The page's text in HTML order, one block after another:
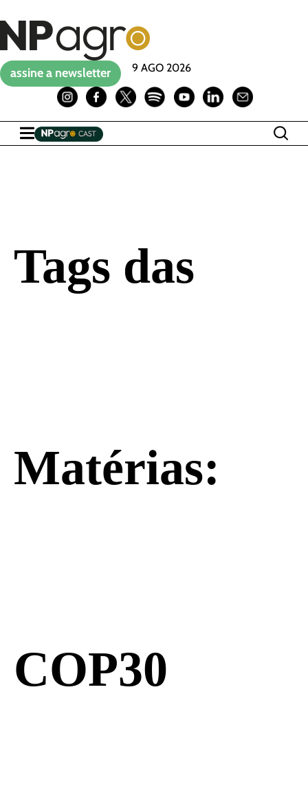
assine a newsletter 9 AGO 2026
Tags das
Matérias:
COP30